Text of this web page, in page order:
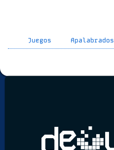
Juegos Apalabrados